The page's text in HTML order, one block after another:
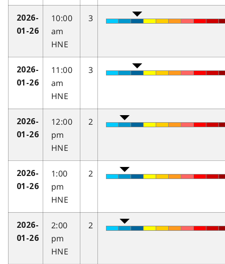
2026-
01-26
10:00
am
HNE
3
2026-
01-26
11:00
am
HNE
3
2026-
01-26
12:00
pm
HNE
2
2026-
01-26
1:00
pm
HNE
2
2026-
01-26
2:00
pm
HNE
2